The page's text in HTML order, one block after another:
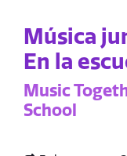
Música
En la
Music
School